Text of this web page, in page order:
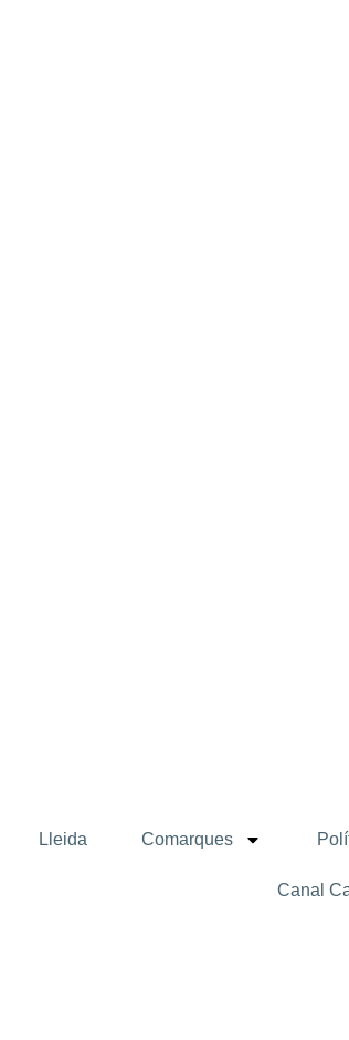
Lleida Comarques
Canal